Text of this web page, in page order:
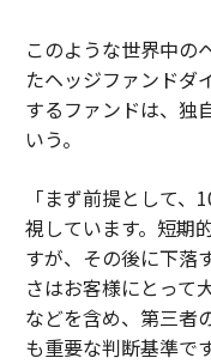
このような世界中の
たヘッジファンドダ
するファンドは、独
いう。
「まず前提として
視しています。短期
すが、その後に下落
さはお客様にとって
などを含め、第三者
も重要な判断基準です